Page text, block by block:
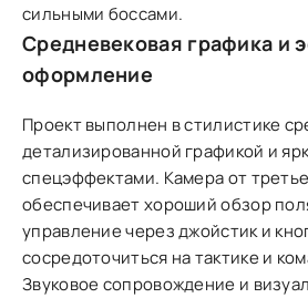
сильными боссами.
Средневековая графика и
оформление
Проект выполнен в стилистике
детализированной графикой и
спецэффектами. Камера от
обеспечивает хороший обзор
управление через джойстик и
сосредоточиться на тактике и
Звуковое сопровождение и